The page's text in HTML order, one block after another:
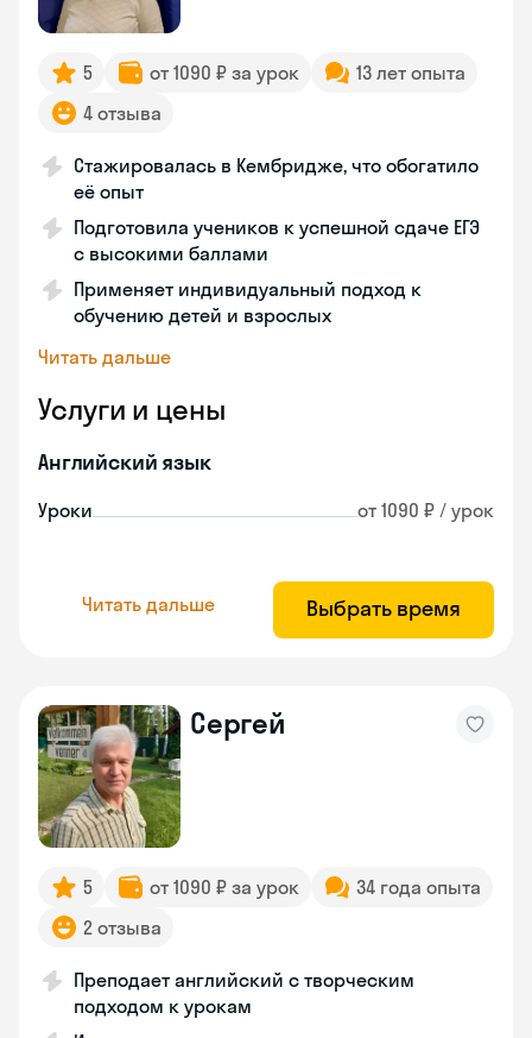
5 от 1090 ₽ за урок
13 лет опыта
4 отзыва
Стажировалась в Кембридже, что обогатило
её опыт
Подготовила учеников к успешной сдаче ЕГЭ
с высокими баллами
Применяет индивидуальный подход к
обучению детей и взрослых
Читать дальше
Услуги и цены
Английский язык
Уроки от 1090 ₽ / урок
Читать дальше Выбрать время
Сергей
5 от 1090 ₽ за урок
34 года опыта
2 отзыва
Преподает английский с творческим
подходом к урокам